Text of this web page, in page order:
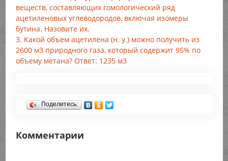
веществ, составляющих гомологический ряд
ацетиленовых углеводородов, включая изомеры
бутина. Назовите их.
3. Какой объем ацетилена (н. у.) можно получить из
2600 м3 природного газа, который содержит 95% по
объему метана? Ответ: 1235 м3
Поделитесь:
Комментарии